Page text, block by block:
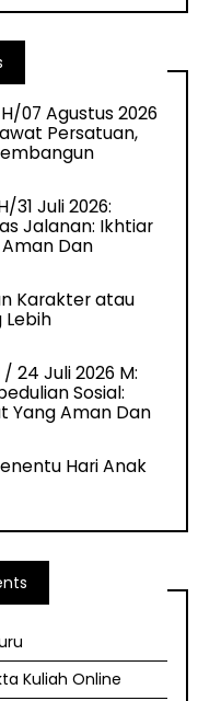
07 Agustus 2026
Persatuan,
31 Juli 2026:
Jalanan: Ikhtiar
Dan
Karakter atau
Lebih
24 Juli 2026 M:
Sosial:
Yang Aman Dan
Hari Anak
Kuliah Online